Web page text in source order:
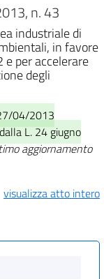
n. 43
industriale di
in favore
per accelerare
degli
04/2013
L. 24 giugno
aggiornamento
visualizza atto intero